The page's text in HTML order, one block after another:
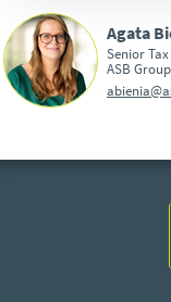
Agata
Senior
ASB